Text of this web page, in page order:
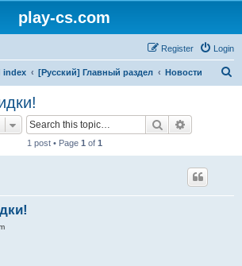
play-cs.com
Login
Register
index [Русский] Главный раздел Новости
Search
1 post • Page 1 of 1